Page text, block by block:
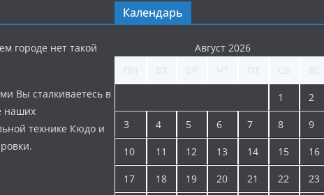
городе нет такой
Вы сталкиваетесь в
наших
технике Кюдо и
Календарь
Август 2026
1 2
3 4 5 6 7 8 9
10 11 12 13 14 15 16
17 18 19 20 21 22 23